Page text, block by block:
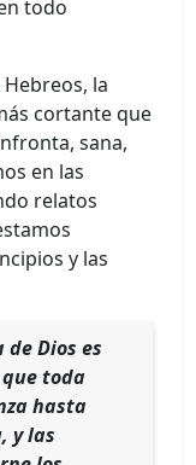
todo
la
cortante que
sana,
en las
relatos
y las
Dios es
toda
hasta
y las